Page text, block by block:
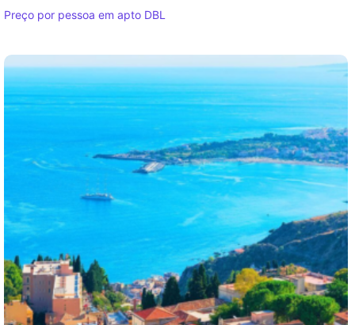
Preço por pessoa em apto DBL